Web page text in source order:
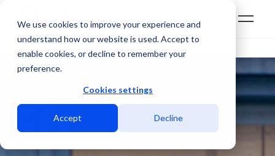
We use cookies to improve your experience and
understand how our website is used. Accept to
enable cookies, or decline to remember your
preference.
Cookies settings
Accept Decline